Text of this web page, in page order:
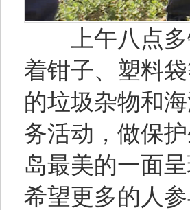
上午八点多
着钳子、塑料
的垃圾杂物和
务活动，做保
岛最美的一面
希望更多的人